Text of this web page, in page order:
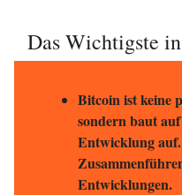
Das Wichtigste
Bitcoin ist keine
sondern baut
Entwicklung
Entwicklungen.